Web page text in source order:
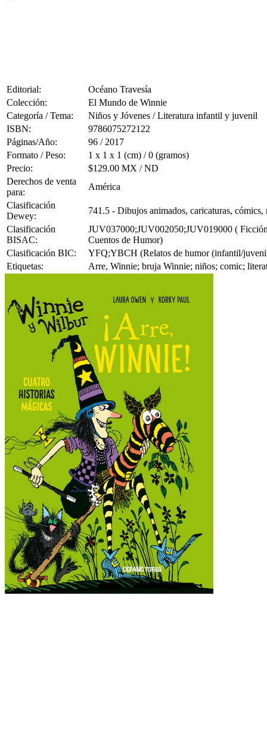
Editorial:
Océano Travesía
Colección:
El Mundo de Winnie
Categoría / Tema:
Niños y Jóvenes / Literatura infantil y juvenil
ISBN:
9786075272122
Páginas/Año:
96 / 2017
Formato / Peso:
1 x 1 x 1 (cm) / 0 (gramos)
Precio:
$129.00 MX / ND
Derechos de venta
para:
América
Clasificación
Dewey:
741.5 - Dibujos animados, caricaturas, cómics,
Clasificación
BISAC:
JUV037000;JUV002050;JUV019000 (
Cuentos de Humor)
Clasificación BIC:
YFQ;YBCH (Relatos de humor (infantil/
Etiquetas:
Arre, Winnie; bruja Winnie; niños; comic;